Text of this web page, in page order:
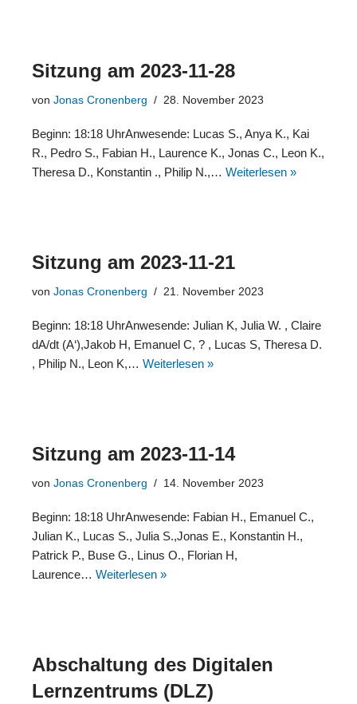
Sitzung am 2023-11-28
von Jonas Cronenberg 28. November 2023
Beginn: 18:18 UhrAnwesende: Lucas S., Anya K., Kai
R., Pedro S., Fabian H., Laurence K., Jonas C., Leon K.,
Theresa D., Konstantin ., Philip N.,… Weiterlesen »
Sitzung am 2023-11-21
von Jonas Cronenberg 21. November 2023
Beginn: 18:18 UhrAnwesende: Julian K, Julia W. , Claire
dA/dt (A‘),Jakob H, Emanuel C, ? , Lucas S, Theresa D.
, Philip N., Leon K,… Weiterlesen »
Sitzung am 2023-11-14
von Jonas Cronenberg 14. November 2023
Beginn: 18:18 UhrAnwesende: Fabian H., Emanuel C.,
Julian K., Lucas S., Julia S.,Jonas E., Konstantin H.,
Patrick P., Buse G., Linus O., Florian H,
Laurence… Weiterlesen »
Abschaltung des Digitalen
Lernzentrums (DLZ)